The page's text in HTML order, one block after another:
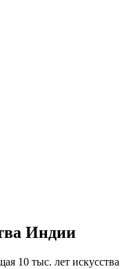
Индии
10 тыс. лет искусства